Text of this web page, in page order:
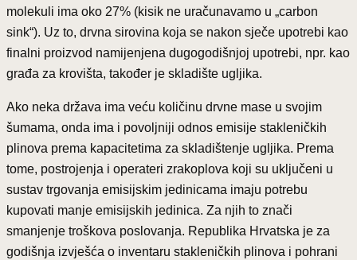
molekuli ima oko 27% (kisik ne uračunavamo u „carbon
sink“). Uz to, drvna sirovina koja se nakon sječe upotrebi kao
finalni proizvod namijenjena dugogodišnjoj upotrebi, npr. kao
građa za krovišta, također je skladište ugljika.
Ako neka država ima veću količinu drvne mase u svojim
šumama, onda ima i povoljniji odnos emisije stakleničkih
plinova prema kapacitetima za skladištenje ugljika. Prema
tome, postrojenja i operateri zrakoplova koji su uključeni u
sustav trgovanja emisijskim jedinicama imaju potrebu
kupovati manje emisijskih jedinica. Za njih to znači
smanjenje troškova poslovanja. Republika Hrvatska je za
godišnja izvješća o inventaru stakleničkih plinova i pohrani